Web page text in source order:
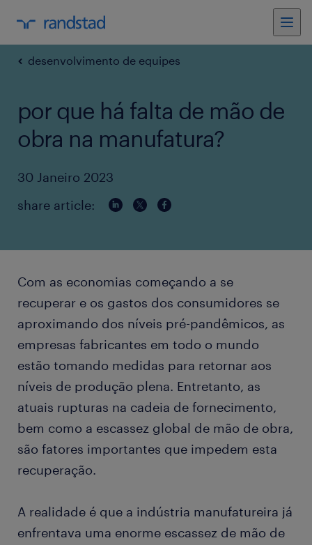
desenvolvimento de equipes
por que há falta de mão de
obra na manufatura?
30 Janeiro 2023
share article:
Com as economias começando a se
recuperar e os gastos dos consumidores se
aproximando dos níveis pré-pandêmicos, as
empresas fabricantes em todo o mundo
estão tomando medidas para retornar aos
níveis de produção plena. Entretanto, as
atuais rupturas na cadeia de fornecimento,
bem como a escassez global de mão de obra,
são fatores importantes que impedem esta
recuperação.
A realidade é que a indústria manufatureira já
enfrentava uma enorme escassez de mão de